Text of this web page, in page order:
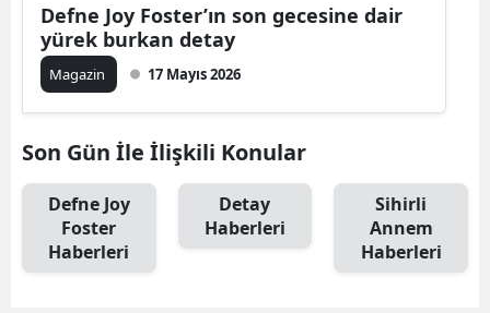
Defne Joy Foster’ın son gecesine dair
yürek burkan detay
Magazin 17 Mayıs 2026
Son Gün İle İlişkili Konular
Defne Joy
Foster
Haberleri
Detay
Haberleri
Sihirli
Annem
Haberleri